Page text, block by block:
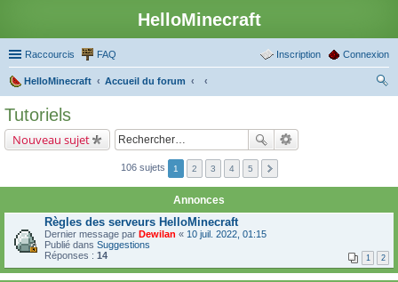
HelloMinecraft
Raccourcis FAQ Connexion
Inscription
HelloMinecraft
Accueil du forum
Tutoriels
Nouveau sujet
106 sujets 1 2 3 4 5
Annonces
Règles des serveurs HelloMinecraft
Dernier message par Dewilan « 10 juil. 2022, 01:15
Publié dans Suggestions
Réponses : 14 1 2